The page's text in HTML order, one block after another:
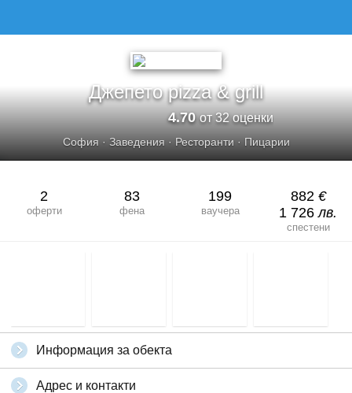
Джепето рizza & grill
4.70от 32 оценки
София· Заведения· Ресторанти· Пицарии
2
оферти
83
фена
199
ваучера
882 €
1 726лв.
спестени
Информация за обекта
Адрес и контакти